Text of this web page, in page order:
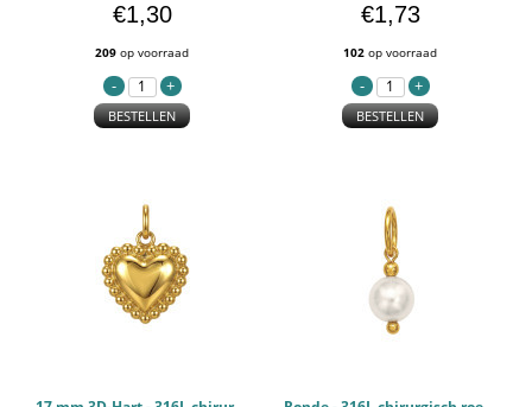
€1,30
209 op voorraad
BESTELLEN
€1,73
102 op voorraad
BESTELLEN